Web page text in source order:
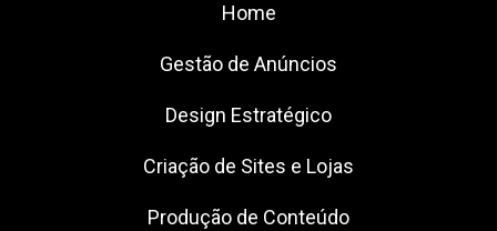
Home
Gestão de Anúncios
Design Estratégico
Criação de Sites e Lojas
Produção de Conteúdo